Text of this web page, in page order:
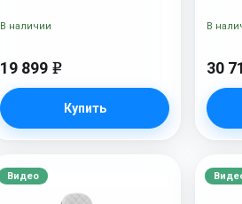
19 899 e
Купить
В наличии
30
В
Видео